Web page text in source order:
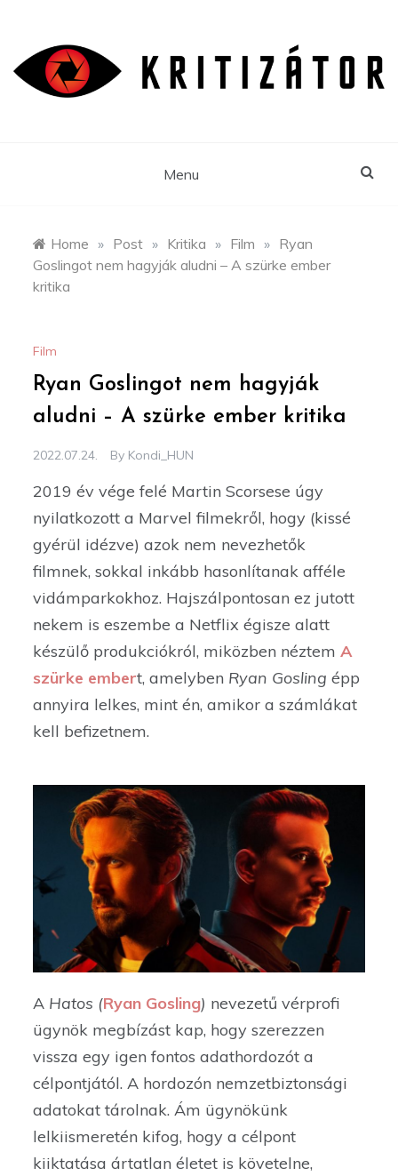
content
Menu
Home » Post » Kritika » Film » Ryan
Goslingot nem hagyják aludni – A szürke ember
kritika
Film
Ryan Goslingot nem hagyják
aludni – A szürke ember kritika
2022.07.24. By Kondi_HUN
2019 év vége felé Martin Scorsese úgy
nyilatkozott a Marvel filmekről, hogy (kissé
gyérül idézve) azok nem nevezhetők
filmnek, sokkal inkább hasonlítanak afféle
vidámparkokhoz. Hajszálpontosan ez jutott
nekem is eszembe a Netflix égisze alatt
készülő produkciókról, miközben néztemA
szürke embert, amelyben Ryan Gosling épp
annyira lelkes, mint én, amikor a számlákat
kell befizetnem.
A Hatos (Ryan Gosling) nevezetű vérprofi
ügynök megbízást kap, hogy szerezzen
vissza egy igen fontos adathordozót a
célpontjától. A hordozón nemzetbiztonsági
adatokat tárolnak. Ám ügynökünk
lelkiismeretén kifog, hogy a célpont
kiiktatása ártatlan életet is követelne,